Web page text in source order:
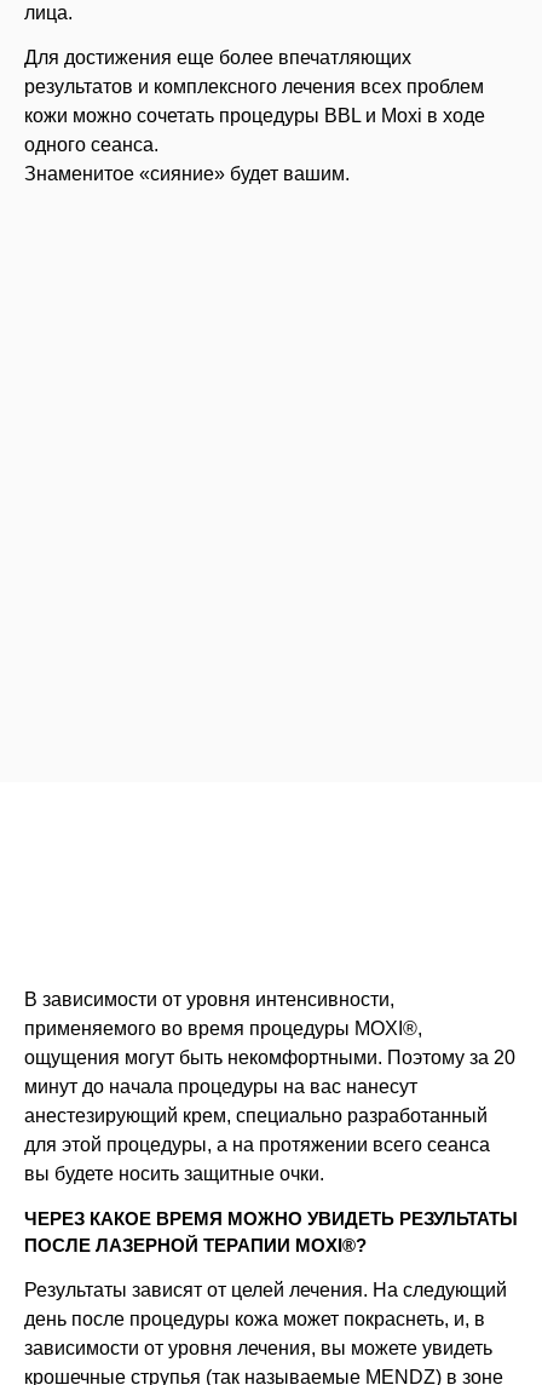
лица.
Для достижения еще более впечатляющих
результатов и комплексного лечения всех проблем
кожи можно сочетать процедуры BBL и Moxi в ходе
одного сеанса.
Знаменитое «сияние» будет вашим.
В зависимости от уровня интенсивности,
применяемого во время процедуры MOXI®,
ощущения могут быть некомфортными. Поэтому за 20
минут до начала процедуры на вас нанесут
анестезирующий крем, специально разработанный
для этой процедуры, а на протяжении всего сеанса
вы будете носить защитные очки.
ЧЕРЕЗ КАКОЕ ВРЕМЯ МОЖНО УВИДЕТЬ РЕЗУЛЬТАТЫ
ПОСЛЕ ЛАЗЕРНОЙ ТЕРАПИИ MOXI®?
Результаты зависят от целей лечения. На следующий
день после процедуры кожа может покраснеть, и, в
зависимости от уровня лечения, вы можете увидеть
крошечные струпья (так называемые MENDZ) в зоне